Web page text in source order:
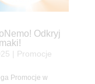
Odkryj
Promocje
Promocje w